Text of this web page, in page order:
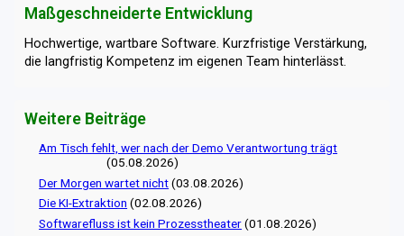
Maßgeschneiderte Entwicklung
Hochwertige, wartbare Software. Kurzfristige Verstärkung,
die langfristig Kompetenz im eigenen Team hinterlässt.
Weitere Beiträge
Am Tisch fehlt, wer nach der Demo Verantwortung trägt
(05.08.2026)
Der Morgen wartet nicht(03.08.2026)
Die KI-Extraktion (02.08.2026)
Softwarefluss ist kein Prozesstheater(01.08.2026)